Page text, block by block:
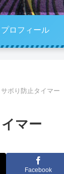
プロフィール
サボり防止タイマー
マー
Facebook